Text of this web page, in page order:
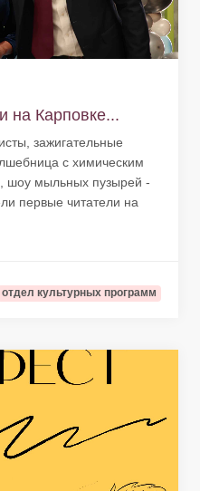
на Карповке...
зажигательные
с химическим
шоу мыльных пузырей -
первые читатели на
отдел культурных программ